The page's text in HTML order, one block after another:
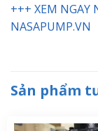
+++ XEM NGAY
NASAPUMP.VN
Sản phẩm